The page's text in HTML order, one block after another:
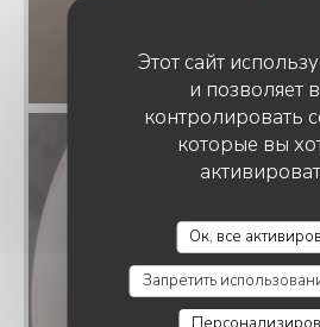
Этот сайт
и позволяет
контролировать
которые вы
Ок, все
Запретить